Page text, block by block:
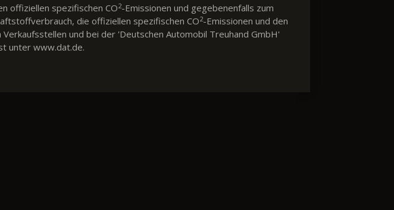
offiziellen spezifischen CO2-Emissionen und gegebenenfalls zum
die offiziellen spezifischen CO2-Emissionen und den
und bei der 'Deutschen Automobil Treuhand GmbH'
unter www.dat.de.